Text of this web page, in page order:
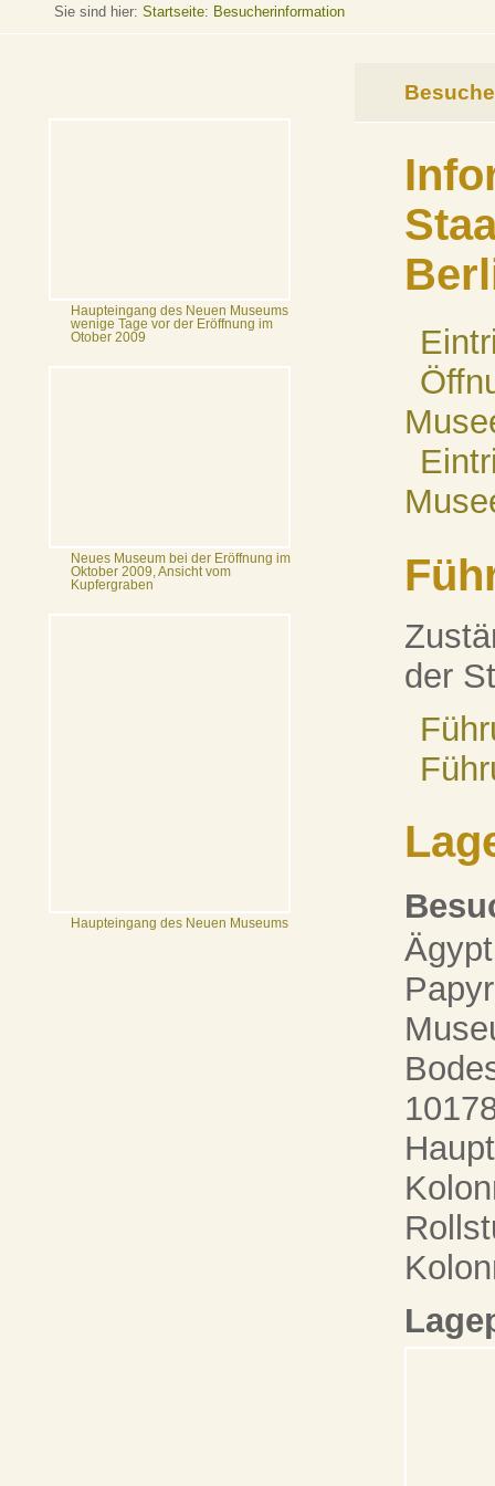
Sie sind hier: Startseite: Besucherinformation
Haupteingang des Neuen Museums
wenige Tage vor der Eröffnung im
Otober 2009
Neues Museum bei der Eröffnung im
Oktober 2009, Ansicht vom
Kupfergraben
Haupteingang des Neuen Museums
der